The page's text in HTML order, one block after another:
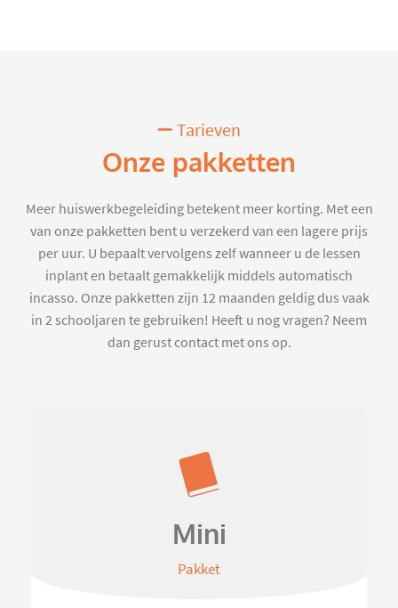
Tarieven
Onze pakketten
Meer huiswerkbegeleiding betekent meer korting. Met een
van onze pakketten bent u verzekerd van een lagere prijs
per uur. U bepaalt vervolgens zelf wanneer u de lessen
inplant en betaalt gemakkelijk middels automatisch
incasso. Onze pakketten zijn 12 maanden geldig dus vaak
in 2 schooljaren te gebruiken! Heeft u nog vragen? Neem
dan gerust contact met ons op.
Mini
Pakket